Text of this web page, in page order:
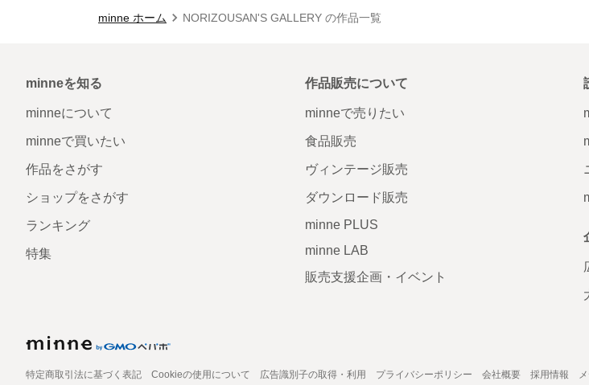
minne ホーム NORIZOUSAN'S GALLERY の作品一覧
minneを知る
minneについて
minneで買いたい
作品をさがす
ショップをさがす
ランキング
特集
作品販売について
minneで売りたい
食品販売
ヴィンテージ販売
ダウンロード販売
minne PLUS
minne LAB
販売支援企画・イベント
特定商取引法に基づく表記 Cookieの使用について 広告識別子の取得・利用 プライバシーポリシー 会社概要 採用情報